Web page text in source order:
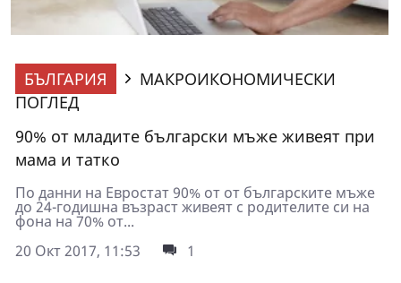
БЪЛГАРИЯ
МАКРОИКОНОМИЧЕСКИ
ПОГЛЕД
90% от младите български мъже живеят при
мама и татко
По данни на Евростат 90% от от българските мъже
до 24-годишна възраст живеят с родителите си на
фона на 70% от...
20 Окт 2017, 11:53
1